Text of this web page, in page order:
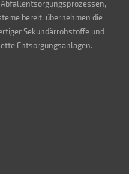
bereit, übernehmen die
Sekundärrohstoffe und
Entsorgungsanlagen.